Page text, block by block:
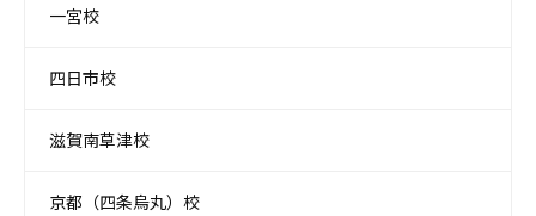
一宮校
四日市校
滋賀南草津校
京都（四条烏丸）校